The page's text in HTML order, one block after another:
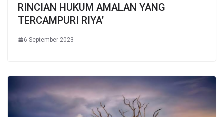
RINCIAN HUKUM AMALAN YANG
TERCAMPURI RIYA’
6 September 2023